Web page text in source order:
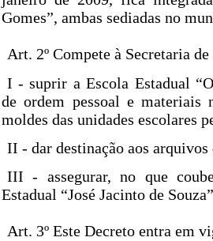
Gomes”, ambas sediadas no
Art. 2º Compete à Secretaria
I - suprir a Escola Estadual
de ordem pessoal e materiais
moldes das unidades escolares
II - dar destinação aos arquivos
III - assegurar, no que
Estadual “José Jacinto de
Art. 3º Este Decreto entra em